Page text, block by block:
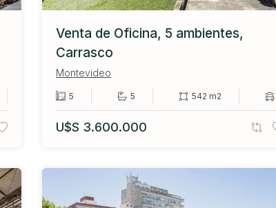
Venta de Oficina, 5 ambientes,
Carrasco
Montevideo
5 5 542 m2
U$S 3.600.000